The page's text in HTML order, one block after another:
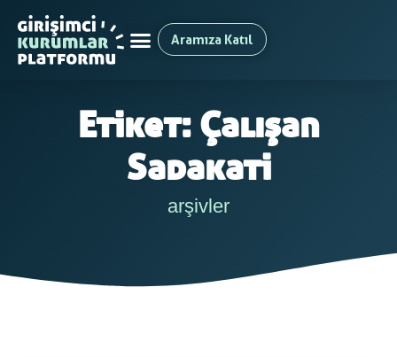
Aramıza Katıl
Etiket: Çalışan
Sadakati
arşivler